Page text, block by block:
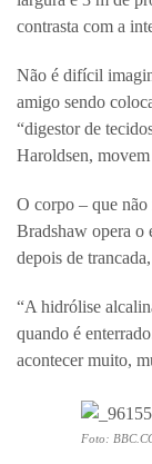
contrasta com a
Não é difícil
amigo sendo
“digestor de
Haroldsen,
O corpo – que
Bradshaw opera o
depois de
“A hidrólise
quando é
acontecer muito,
Foto: